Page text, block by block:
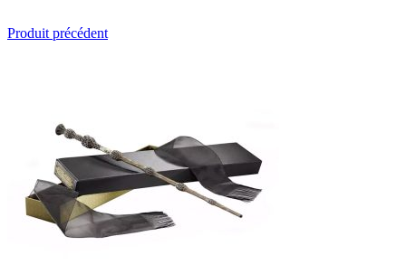
Produit précédent